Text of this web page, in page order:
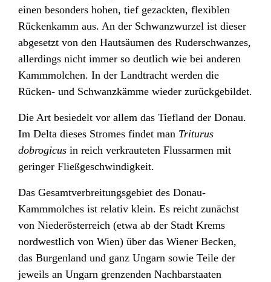
einen besonders hohen, tief gezackten, flexiblen
Rückenkamm aus. An der Schwanzwurzel ist dieser
abgesetzt von den Hautsäumen des Ruderschwanzes,
allerdings nicht immer so deutlich wie bei anderen
Kammmolchen. In der Landtracht werden die
Rücken- und Schwanzkämme wieder zurückgebildet.
Die Art besiedelt vor allem das Tiefland der Donau.
Im Delta dieses Stromes findet man Triturus
dobrogicus in reich verkrauteten Flussarmen mit
geringer Fließgeschwindigkeit.
Das Gesamtverbreitungsgebiet des Donau-
Kammmolches ist relativ klein. Es reicht zunächst
von Niederösterreich (etwa ab der Stadt Krems
nordwestlich von Wien) über das Wiener Becken,
das Burgenland und ganz Ungarn sowie Teile der
jeweils an Ungarn grenzenden Nachbarstaaten